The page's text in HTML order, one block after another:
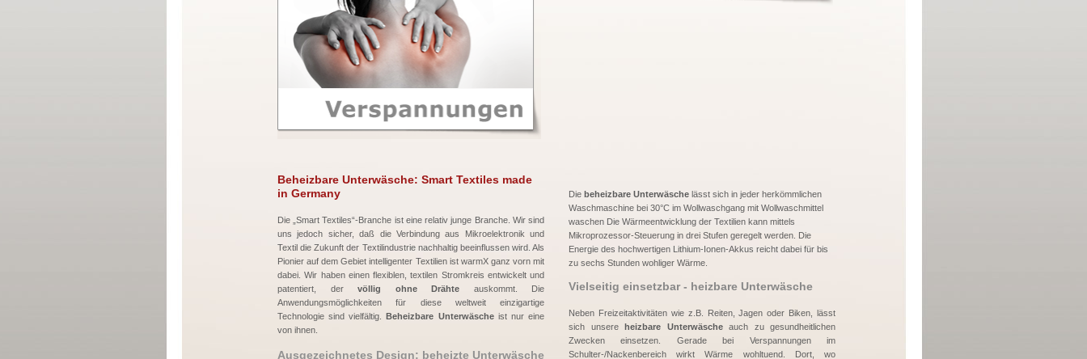
Beheizbare Unterwäsche: Smart Textiles made
in Germany
Die „Smart Textiles“-Branche ist eine relativ junge Branche. Wir sind
uns jedoch sicher, daß die Verbindung aus Mikroelektronik und
Textil die Zukunft der Textilindustrie nachhaltig beeinflussen wird. Als
Pionier auf dem Gebiet intelligenter Textilien ist warmX ganz vorn mit
dabei. Wir haben einen flexiblen, textilen Stromkreis entwickelt und
patentiert, der völlig ohne Drähte auskommt. Die
Anwendungsmöglichkeiten für diese weltweit einzigartige
Technologie sind vielfältig.
Beheizbare Unterwäscheist nur eine
von ihnen.
Ausgezeichnetes Design: beheizte Unterwäsche
Die beheizbare Unterwäsche lässt sich in jeder herkömmlichen
Waschmaschine bei 30°C im Wollwaschgang mit Wollwaschmittel
waschen Die Wärmeentwicklung der Textilien kann mittels
Mikroprozessor-Steuerung in drei Stufen geregelt werden. Die
Energie des hochwertigen Lithium-Ionen-Akkus reicht dabei für bis
zu sechs Stunden wohliger Wärme.
Vielseitig einsetzbar - heizbare Unterwäsche
Neben Freizeitaktivitäten wie z.B. Reiten, Jagen oder Biken, lässt
sich unsere
heizbare Unterwäscheauch zu gesundheitlichen
Zwecken einsetzen. Gerade bei Verspannungen im
Schulter-/Nackenbereich wirkt Wärme wohltuend. Dort, wo